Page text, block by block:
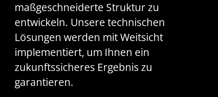
maßgeschneiderte Struktur zu
entwickeln. Unsere technischen
Lösungen werden mit Weitsicht
implementiert, um Ihnen ein
zukunftssicheres Ergebnis zu
garantieren.